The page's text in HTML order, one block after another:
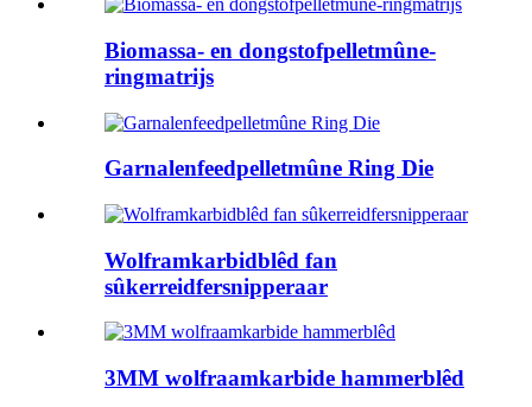
Biomassa- en dongstofpelletmûne-
ringmatrijs
Garnalenfeedpelletmûne Ring Die
Wolframkarbidblêd fan
sûkerreidfersnipperaar
3MM wolfraamkarbide hammerblêd